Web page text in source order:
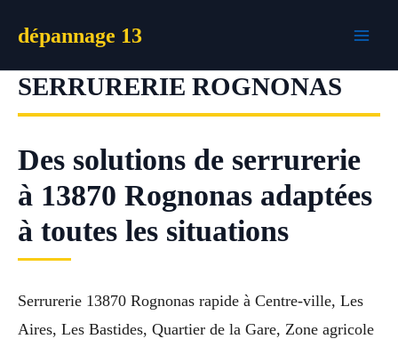
dépannage 13
SERRURERIE ROGNONAS
Des solutions de serrurerie
à 13870 Rognonas adaptées
à toutes les situations
Serrurerie 13870 Rognonas rapide à Centre-ville, Les
Aires, Les Bastides, Quartier de la Gare, Zone agricole